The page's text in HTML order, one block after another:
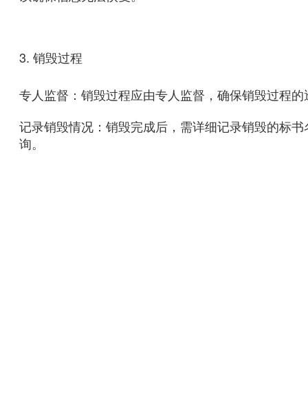
3. 销毁过程
专人监督：销毁过程应由专人监督，确保销毁过程
记录销毁情况：销毁完成后，需详细记录销毁的标
询。